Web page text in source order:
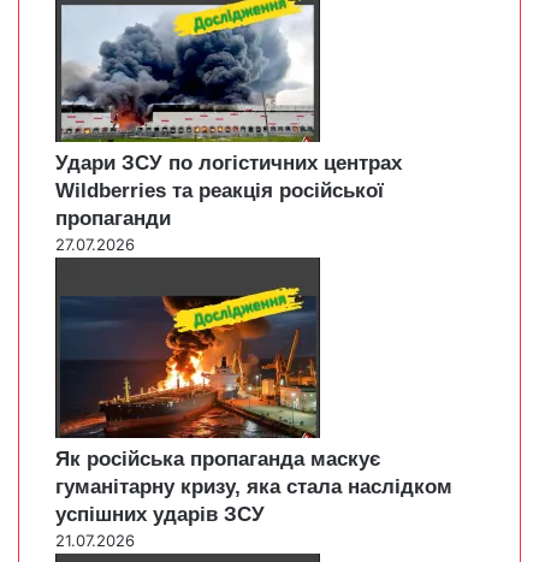
Удари ЗСУ по логістичних центрах
Wildberries та реакція російської
пропаганди
27.07.2026
Як російська пропаганда маскує
гуманітарну кризу, яка стала наслідком
успішних ударів ЗСУ
21.07.2026